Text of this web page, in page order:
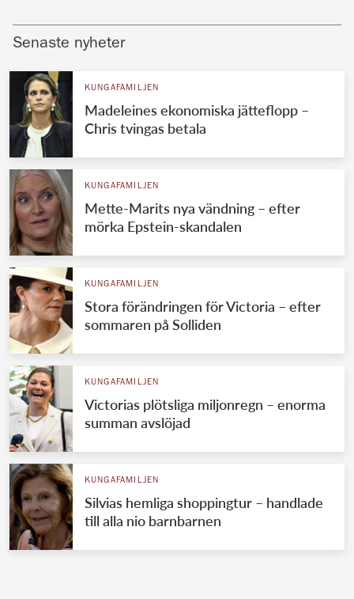
Senaste nyheter
KUNGAFAMILJEN
Madeleines ekonomiska jätteflopp –
Chris tvingas betala
KUNGAFAMILJEN
Mette-Marits nya vändning – efter
mörka Epstein-skandalen
KUNGAFAMILJEN
Stora förändringen för Victoria – efter
sommaren på Solliden
KUNGAFAMILJEN
Victorias plötsliga miljonregn – enorma
summan avslöjad
KUNGAFAMILJEN
Silvias hemliga shoppingtur – handlade
till alla nio barnbarnen